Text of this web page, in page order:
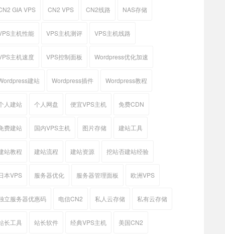
GIA VPS CN2 VPS CN2线路 NAS存储
主机性能 VPS主机测评 VPS主机线路
主机速度 VPS控制面板 Wordpress优化加速
建站 Wordpress插件 Wordpress教程
人建站 个人网盘 便宜VPS主机 免费CDN
费建站 国内VPS主机 图片存储 建站工具
站教程 建站流程 建站资源 挖站否建站经验
本VPS 服务器优化 服务器管理面板 欧洲VPS
立服务器优惠码 电信CN2 私人云存储 私有云存储
长工具 站长软件 经典VPS主机 美国CN2